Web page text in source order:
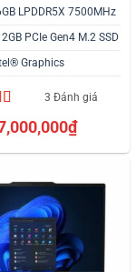
LPDDR5X 7500MHz
PCIe Gen4 M.2 SSD
Graphics
5
3 Đánh giá
₫